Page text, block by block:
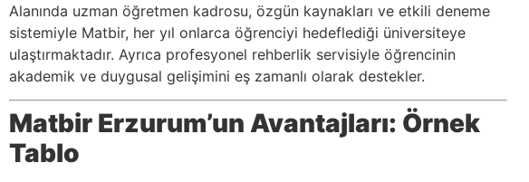
Alanında uzman öğretmen kadrosu, özgün kaynakları ve etkili deneme
sistemiyle Matbir, her yıl onlarca öğrenciyi hedeflediği üniversiteye
ulaştırmaktadır. Ayrıca profesyonel rehberlik servisiyle öğrencinin
akademik ve duygusal gelişimini eş zamanlı olarak destekler.
Matbir Erzurum’un Avantajları: Örnek
Tablo